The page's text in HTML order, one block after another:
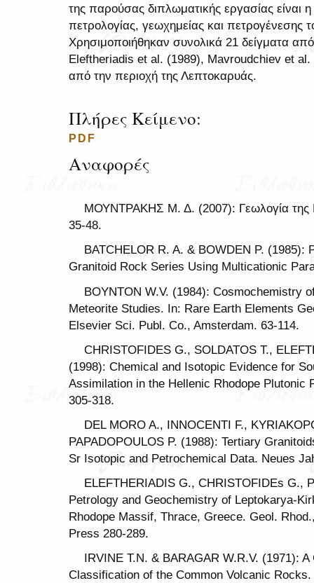
της παρούσας διπλωματικής εργασίας είναι
πετρολογίας, γεωχημείας και πετρογένεσης
Χρησιμοποιήθηκαν συνολικά 21 δείγματα
Eleftheriadis et al. (1989), Mavroudchiev et
από την περιοχή της Λεπτοκαρυάς.
Πλήρες Κείμενο:
PDF
Αναφορές
ΜΟΥΝΤΡΑΚΗΣ Μ. Δ. (2007): Γεωλογία της
35-48.
BATCHELOR R. A. & BOWDEN P. (1985):
Granitoid Rock Series Using Multicationic
BOYNTON W.V. (1984): Cosmochemistry
Meteorite Studies. In: Rare Earth Elements
Elsevier Sci. Publ. Co., Amsterdam. 63-114.
CHRISTOFIDES G., SOLDATOS T.,
(1998): Chemical and Isotopic Evidence for
Assimilation in the Hellenic Rhodope Plutonic
305-318.
DEL MORO A., INNOCENTI F.,
PAPADOPOULOS P. (1988): Tertiary
Sr Isotopic and Petrochemical Data. Neues
ELEFTHERIADIS G., CHRISTOFIDEs G.,
Petrology and Geochemistry of Leptokarya-
Rhodope Massif, Thrace, Greece. Geol.
Press 280-289.
IRVINE T.N. & BARAGAR W.R.V. (1971):
Classification of the Common Volcanic